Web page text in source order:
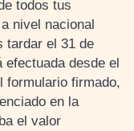
todos tus
nivel nacional
tardar el 31 de
efectuada desde el
formulario firmado,
en la
el valor